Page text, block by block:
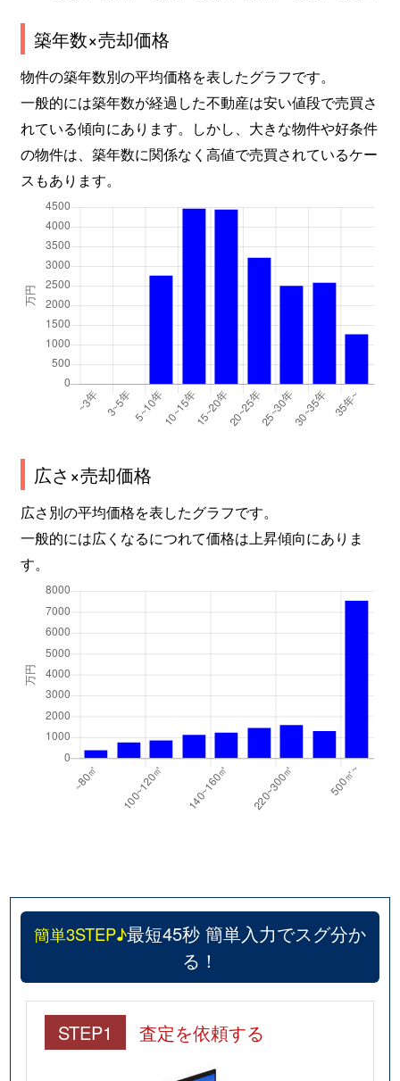
築年数×売却価格
物件の築年数別の平均価格を表したグラフです。
一般的には築年数が経過した不動産は安い値段で売買さ
れている傾向にあります。しかし、大きな物件や好条件
の物件は、築年数に関係なく高値で売買されているケー
スもあります。
広さ×売却価格
広さ別の平均価格を表したグラフです。
一般的には広くなるにつれて価格は上昇傾向にありま
す。
簡単3STEP♪最短45秒 簡単入力でスグ分か
る！
STEP1 査定を依頼する